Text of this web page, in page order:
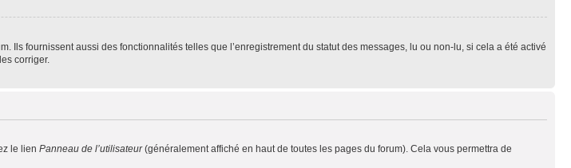
fournissent aussi des fonctionnalités telles que l’enregistrement du statut des messages, lu ou non-lu, si cela a été activé
corriger.
le lien Panneau de l’utilisateur(généralement affiché en haut de toutes les pages du forum). Cela vous permettra de